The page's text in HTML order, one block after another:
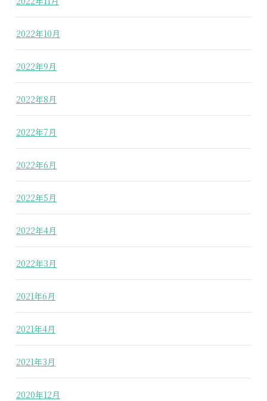
2022年10月
2022年9月
2022年8月
2022年7月
2022年6月
2022年5月
2022年4月
2022年3月
2021年6月
2021年4月
2021年3月
2020年12月